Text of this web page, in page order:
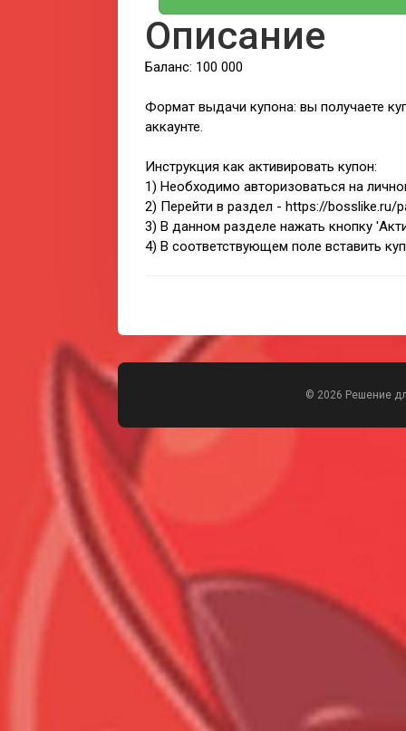
Описание
Баланс: 100 000
Формат выдачи купона: вы получаете
аккаунте.
Инструкция как активировать купон:
1) Необходимо авторизоваться на
2) Перейти в раздел - https://bosslike.ru/
3) В данном разделе нажать кнопку
4) В соответствующем поле вставить
© 2026 Решение
Всего позиций в корзине